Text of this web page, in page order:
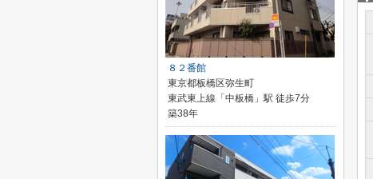
８２番館
東京都板橋区弥生町
東武東上線「中板橋」駅 徒歩7分
築38年